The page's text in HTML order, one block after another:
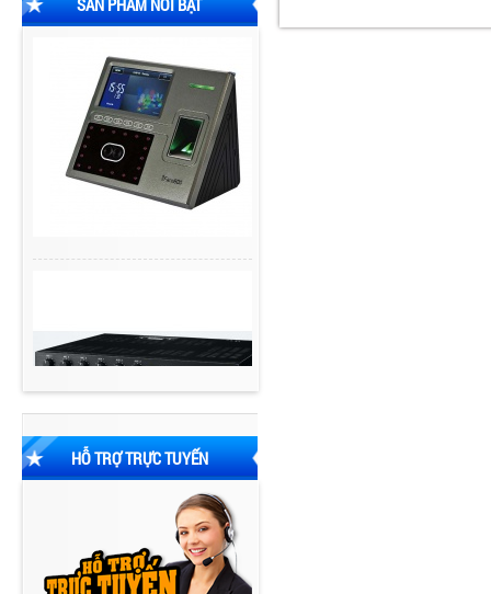
SẢN PHẨM NỔI BẬT
HỖ TRỢ TRỰC TUYẾN